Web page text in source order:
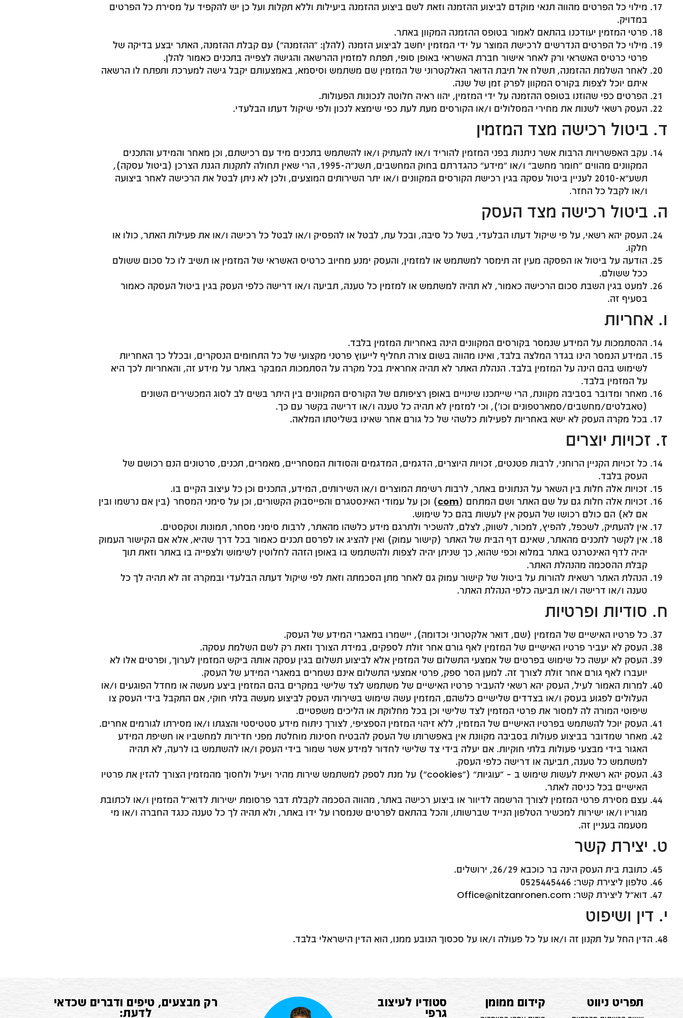
מילוי כל הפרטים מהווה תנאי מוקדם לביצוע ההזמנה וזאת לשם ביצוע ההזמנה ביעילות וללא תקלות ועל כן יש להקפיד על מסירת כל הפרטים
במדויק.
פרטי המזמין יעודכנו בהתאם לאמור בטופס ההזמנה המקוון באתר.
מילוי כל הפרטים הנדרשים לרכישת המוצר על ידי המזמין יחשב לביצוע הזמנה (להלן: “ההזמנה”) עם קבלת ההזמנה, האתר יבצע בדיקה של
פרטי כרטיס האשראי ורק לאחר אישור חברת האשראי באופן סופי, תפתח למזמין ההרשאה והגישה לצפייה בתכנים כאמור להלן.
לאחר השלמת ההזמנה, תשלח אל תיבת הדואר האלקטרוני של המזמין שם משתמש וסיסמא, באמצעותם יקבל גישה למערכת ותפתח לו הרשאה
איתם יוכל לצפות בקורס המקוון לפרק זמן של שנה.
הפרטים כפי שהוזנו בטופס ההזמנה על ידי המזמין, יהוו ראיה חלוטה לנכונות הפעולות.
העסק רשאי לשנות את מחירי המסלולים ו/או הקורסים מעת לעת כפי שימצא לנכון ולפי שיקול דעתו הבלעדי.
ד. ביטול רכישה מצד המזמין
עקב האפשרויות הרבות אשר ניתנות בפני המזמין להוריד ו/או להעתיק ו/או להשתמש בתכנים מיד עם רכישתם, וכן מאחר והמידע והתכנים
המקוונים מהווים “חומר מחשב” ו/או “מידע” כהגדרתם בחוק המחשבים, תשנ”ה-1995, הרי שאין תחולה לתקנות הגנת הצרכן (ביטול עסקה),
תשע”א-2010 לעניין ביטול עסקה בגין רכישת הקורסים המקוונים ו/או יתר השירותים המוצעים, ולכן לא ניתן לבטל את הרכישה לאחר ביצועה
ו/או לקבל כל החזר.
ה. ביטול רכישה מצד העסק
העסק יהא רשאי, על פי שיקול דעתו הבלעדי, בשל כל סיבה, ובכל עת, לבטל או להפסיק ו/או לבטל כל רכישה ו/או את פעילות האתר, כולו או
חלקו.
הודעה על ביטול או הפסקה מעין זה תימסר למשתמש או למזמין, והעסק ימנע מחיוב כרטיס האשראי של המזמין או תשיב לו כל סכום ששולם
ככל ששולם.
למעט בגין השבת סכום הרכישה כאמור, לא תהיה למשתמש או למזמין כל טענה, תביעה ו/או דרישה כלפי העסק בגין ביטול העסקה כאמור
בסעיף זה.
ו. אחריות
ההסתמכות על המידע שנמסר בקורסים המקוונים הינה באחריות המזמין בלבד.
המידע הנמסר הינו בגדר המלצה בלבד, ואינו מהווה בשום צורה תחליף לייעוץ פרטני מקצועי של כל התחומים הנסקרים, ובכלל כך האחריות
לשימוש בהם הינה על המזמין בלבד. הנהלת האתר לא תהיה אחראית בכל מקרה על הסתמכות המבקר באתר על מידע זה, והאחריות לכך היא
על המזמין בלבד.
מאחר ומדובר בסביבה מקוונת, הרי שייתכנו שינויים באופן רציפותם של הקורסים המקוונים בין היתר בשים לב לסוג המכשירים השונים
(טאבלטים/מחשבים/סמארטפונים וכו’), וכי למזמין לא תהיה כל טענה ו/או דרישה בקשר עם כך.
בכל מקרה העסק לא ישא באחריות לפעילות כלשהי של כל גורם אחר שאינו בשליטתו המלאה.
ז. זכויות יוצרים
כל זכויות הקניין הרוחני, לרבות פטנטים, זכויות היוצרים, הדגמים, המדגמים והסודות המסחריים, מאמרים, תכנים, סרטונים הנם רכושם של
העסק בלבד.
זכויות אלה חלות בין השאר על הנתונים באתר, לרבות רשימת המוצרים ו/או השירותים, המידע, התכנים וכן כל עיצוב הקיים בו.
זכויות אלה חלות גם על שם האתר ושם המתחם (com) וכן על עמודי האינסטגרם והפייסבוק הקשורים, וכן על סימני המסחר (בין אם נרשמו ובין
אם לא) הם כולם רכושו של העסק אין לעשות בהם כל שימוש.
אין להעתיק, לשכפל, להפיץ, למכור, לשווק, לצלם, להשכיר ולתרגם מידע כלשהו מהאתר, לרבות סימני מסחר, תמונות וטקסטים.
אין לקשר לתכנים מהאתר, שאינם דף הבית של האתר (קישור עמוק) ואין להציג או לפרסם תכנים כאמור בכל דרך שהיא, אלא אם הקישור העמוק
יהיה לדף האינטרנט באתר במלוא וכפי שהוא, כך שניתן יהיה לצפות ולהשתמש בו באופן הזהה לחלוטין לשימוש ולצפייה בו באתר וזאת תוך
קבלת ההסכמה מהנהלת האתר.
הנהלת האתר רשאית להורות על ביטול של קישור עמוק גם לאחר מתן הסכמתה וזאת לפי שיקול דעתה הבלעדי ובמקרה זה לא תהיה לך כל
טענה ו/או דרישה ו/או תביעה כלפי הנהלת האתר.
ח. סודיות ופרטיות
כל פרטיו האישיים של המזמין (שם, דואר אלקטרוני וכדומה), יישמרו במאגרי המידע של העסק.
העסק לא יעביר פרטיו האישיים של המזמין לאף גורם אחר זולת לספקים, במידת הצורך וזאת רק לשם השלמת עסקה.
העסק לא יעשה כל שימוש בפרטים של אמצעי התשלום של המזמין אלא לביצוע תשלום בגין עסקה אותה ביקש המזמין לערוך, ופרטים אלו לא
יועברו לאף גורם אחר זולת לצורך זה. למען הסר ספק, פרטי אמצעי התשלום אינם נשמרים במאגרי המידע של העסק.
למרות האמור לעיל, העסק יהא רשאי להעביר פרטיו האישיים של משתמש לצד שלישי במקרים בהם המזמין ביצע מעשה או מחדל הפוגעים ו/או
העלולים לפגוע בעסק ו/או בצדדים שלישיים כלשהם, המזמין עשה שימוש בשירותי העסק לביצוע מעשה בלתי חוקי, אם התקבל בידי העסק צו
שיפוטי המורה לה למסור את פרטי המזמין לצד שלישי וכן בכל מחלוקת או הליכים משפטיים.
העסק יוכל להשתמש בפרטיו האישיים של המזמין, ללא זיהוי המזמין הספציפי, לצורך ניתוח מידע סטטיסטי והצגתו ו/או מסירתו לגורמים אחרים.
מאחר שמדובר בביצוע פעולות בסביבה מקוונת אין באפשרותו של העסק להבטיח חסינות מוחלטת מפני חדירות למחשביו או חשיפת המידע
האגור בידי מבצעי פעולות בלתי חוקיות. אם יעלה בידי צד שלישי לחדור למידע אשר שמור בידי העסק ו/או להשתמש בו לרעה, לא תהיה
למשתמש כל טענה, תביעה או דרישה כלפי העסק.
העסק יהא רשאית לעשות שימוש ב – “עוגיות” (“cookies”) על מנת לספק למשתמש שירות מהיר ויעיל ולחסוך מהמזמין הצורך להזין את פרטיו
האישיים בכל כניסה לאתר.
עצם מסירת פרטי המזמין לצורך הרשמה לדיוור או ביצוע רכישה באתר, מהווה הסכמה לקבלת דבר פרסומת ישירות לדוא”ל המזמין ו/או לכתובת
מגוריו ו/או ישירות למכשיר הטלפון הנייד שברשותו, והכל בהתאם לפרטים שנמסרו על ידו באתר, ולא תהיה לך כל טענה כנגד החברה ו/או מי
מטעמה בעניין זה.
ט. יצירת קשר
כתובת בית העסק הינה בר כוכבא 26/29, ירושלים.
טלפון ליצירת קשר: 0525445446
דוא”ל ליצירת קשר: Office@nitzanronen.com
י. דין ושיפוט
48. הדין החל על תקנון זה ו/או על כל פעולה ו/או על סכסוך הנובע ממנו, הוא הדין הישראלי בלבד.
תפריט ניווט קידום ממומן
סטודיו לעיצוב
גרפי
רק מבצעים, טיפים ודברים שכדאי
לדעת: